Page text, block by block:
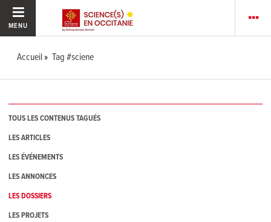
MENU
Accueil Tag #sciene
TOUS LES CONTENUS TAGUÉS
LES ARTICLES
LES ÉVÉNEMENTS
LES ANNONCES
LES DOSSIERS
LES PROJETS